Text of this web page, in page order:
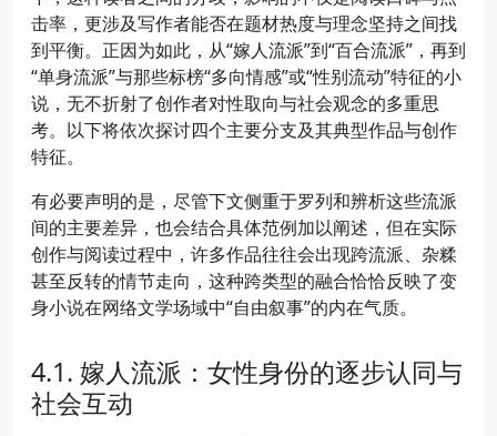
击率，更涉及写作者能否在题材热度与理念坚持之间找
到平衡。正因为如此，从“嫁人流派”到“百合流派”，再到
“单身流派”与那些标榜“多向情感”或“性别流动”特征的小
说，无不折射了创作者对性取向与社会观念的多重思
考。以下将依次探讨四个主要分支及其典型作品与创作
特征。
有必要声明的是，尽管下文侧重于罗列和辨析这些流派
间的主要差异，也会结合具体范例加以阐述，但在实际
创作与阅读过程中，许多作品往往会出现跨流派、杂糅
甚至反转的情节走向，这种跨类型的融合恰恰反映了变
身小说在网络文学场域中“自由叙事”的内在气质。
嫁人流派：女性身份的逐步认同与
社会互动